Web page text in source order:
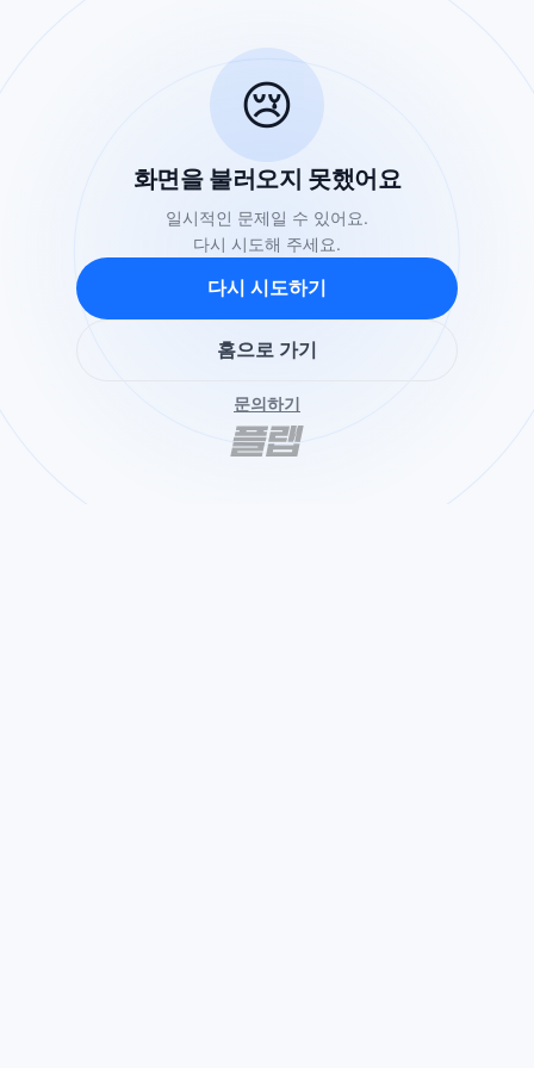
😢
화면을 불러오지 못했어요
일시적인 문제일 수 있어요.
다시 시도해 주세요.
다시 시도하기
홈으로 가기
문의하기